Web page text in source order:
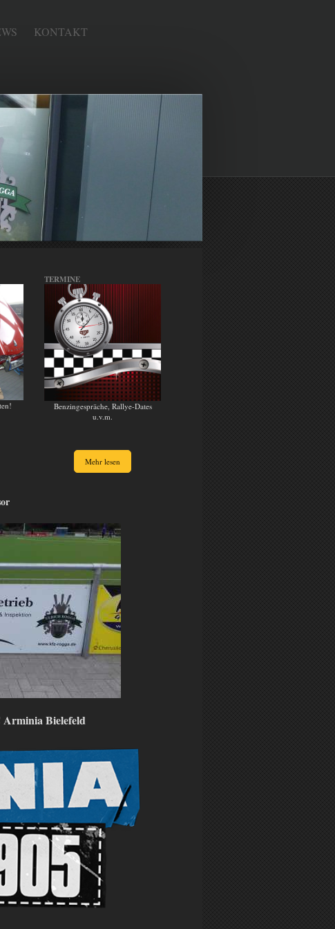
KONTAKT
TERMINE
Benzingespräche, Rallye-Dates
u.v.m.
Mehr lesen
Bielefeld